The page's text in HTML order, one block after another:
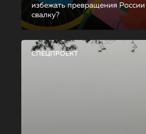
избежать превращения России
свалку?
СПЕЦПРОЕКТ